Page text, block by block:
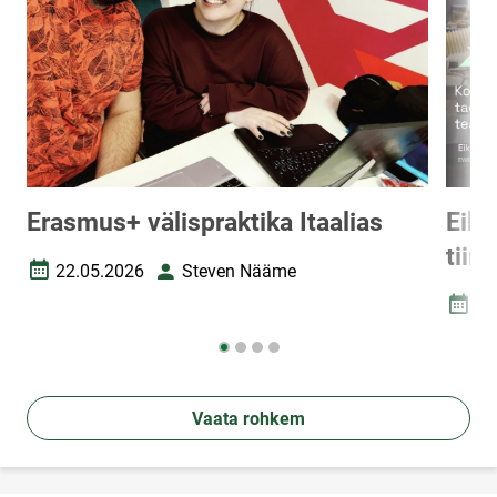
Erasmus+ välispraktika Itaalias
Loomise kuupäev
22.05.2026 AutorSteven Nääme
Eik
Vaata rohkem